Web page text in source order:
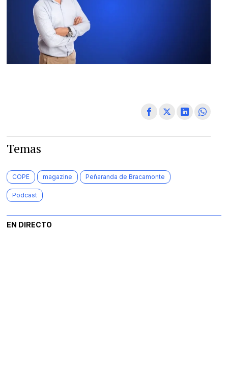
Temas
COPE magazine Peñaranda de Bracamonte
Podcast
EN DIRECTO